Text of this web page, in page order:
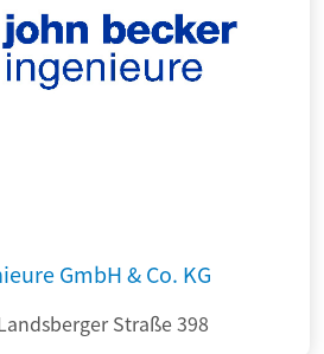
GmbH & Co. KG
Straße 398